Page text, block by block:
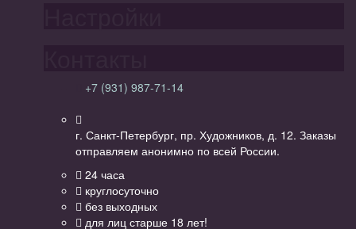
+7 (931) 987-71-14
г. Санкт-Петербург, пр. Художников, д. 12. Заказы
отправляем анонимно по всей России.
24 часа
круглосуточно
без выходных
для лиц старше 18 лет!